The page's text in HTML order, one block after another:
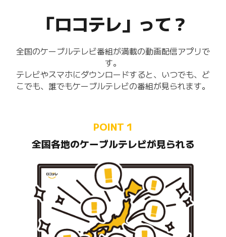
「ロコテレ」って？
全国のケーブルテレビ番組が満載の動画配信アプリで
す。
テレビやスマホにダウンロードすると、いつでも、ど
こでも、誰でもケーブルテレビの番組が見られます。
POINT 1
全国各地のケーブルテレビが見られる